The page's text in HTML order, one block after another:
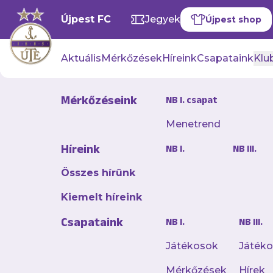
Újpest FC Jegyek Újpest shop
AktuálisMérkőzésekHíreinkCsapataink
Mérkőzéseink NB I. csapat
Menetrend
Híreink
Összes hírünk
Kiemelt híreink
NB I. NB III.
Csapataink NB I.
Játékosok
Mérkőzések
NB III.
Hírek
időszakban
a futsal NB I